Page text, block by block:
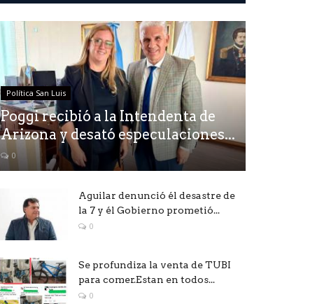
Política San Luis
Poggi recibió a la Intendenta de
Arizona y desató especulaciones...
0
Aguilar denunció él desastre de
la 7 y él Gobierno prometió...
0
Se profundiza la venta de TUBI
para comer.Estan en todos...
0